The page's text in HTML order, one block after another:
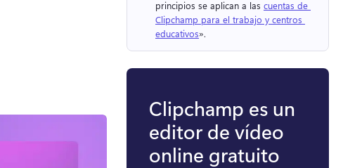
principios se aplican a las cuentas de
Clipchamp para el trabajo y centros
educativos».
Clipchamp es un
editor de vídeo
online gratuito